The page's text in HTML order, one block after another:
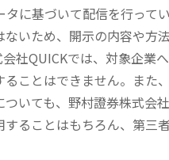
に基づいて配信を行って
いため、開示の内容や方
社QUICKでは、対象企業
ことはできません。また
いても、野村證券株式会
ることはもちろん、第三